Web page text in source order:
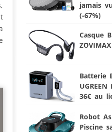
jamais
(-67%)
Casque
Batterie
36€ au
Robot
Piscine